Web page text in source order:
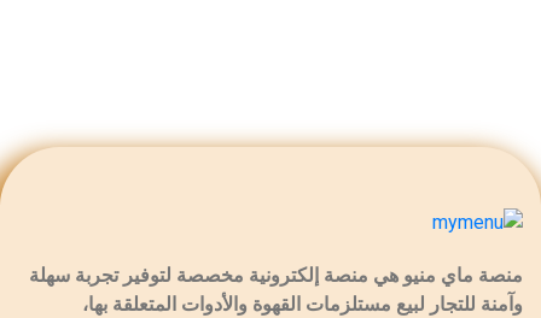
منصة ماي منيو هي منصة إلكترونية مخصصة لتوفير تجربة سهلة
وآمنة للتجار لبيع مستلزمات القهوة والأدوات المتعلقة بها،